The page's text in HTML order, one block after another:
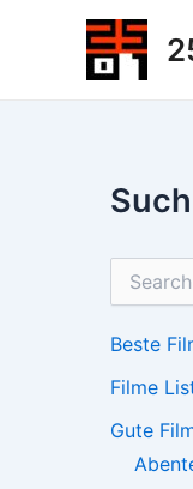
h
n
a
Beste
Filme
Gute